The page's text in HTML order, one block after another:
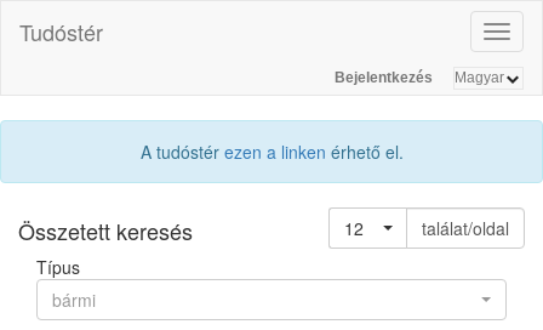
Tudóstér
Bejelentkezés
A tudóstér ezen a linken érhető el.
Összetett keresés 12
találat/oldal
Típus
bármi